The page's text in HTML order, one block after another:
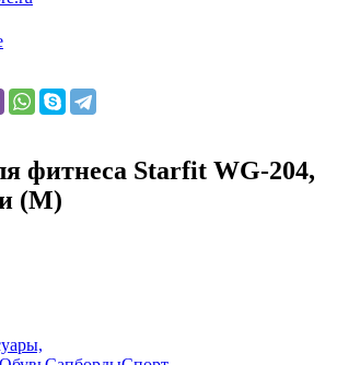
фитнеса Starfit WG-204,
(M)